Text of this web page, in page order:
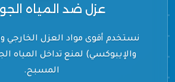
عزل ضد المياه
نستخدم أقوى مواد العزل الخارجي
والإيبوكسي) لمنع تداخل المياه
المسبح.